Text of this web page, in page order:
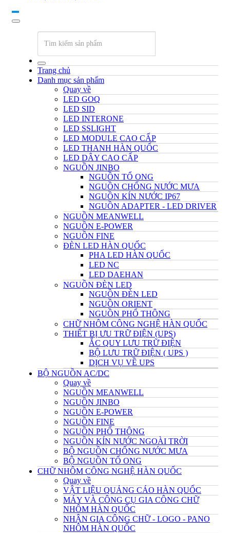
Trang chủ
Danh mục sản phẩm
Quay về
LED GOQ
LED SID
LED INTERONE
LED SSLIGHT
LED MODULE CAO CẤP
LED THANH HÀN QUỐC
LED DÂY CAO CẤP
NGUỒN JINBO
NGUỒN TỔ ONG
NGUỒN CHỐNG NƯỚC MƯA
NGUỒN KÍN NƯỚC IP67
NGUỒN ADAPTER - LED DRIVER
NGUỒN MEANWELL
NGUỒN E-POWER
NGUỒN FINE
ĐÈN LED HÀN QUỐC
PHA LED HÀN QUỐC
LED NC
LED DAEHAN
NGUỒN ĐÈN LED
NGUỒN ĐÈN LED
NGUỒN ORIENT
NGUỒN PHỔ THÔNG
CHỮ NHÔM CÔNG NGHỆ HÀN QUỐC
THIẾT BỊ ƯU TRỮ ĐIỆN (UPS)
ẮC QUY LƯU TRỮ ĐIỆN
BỘ LƯU TRỮ ĐIỆN ( UPS )
DỊCH VỤ VỀ UPS
BỘ NGUỒN AC/DC
Quay về
NGUỒN MEANWELL
NGUỒN JINBO
NGUỒN E-POWER
NGUỒN FINE
NGUỒN PHỔ THÔNG
NGUỒN KÍN NƯỚC NGOÀI TRỜI
BỘ NGUỒN CHỐNG NƯỚC MƯA
BỘ NGUỒN TỔ ONG
CHỮ NHÔM CÔNG NGHỆ HÀN QUỐC
Quay về
VẬT LIỆU QUẢNG CÁO HÀN QUỐC
MÁY VÀ CÔNG CỤ GIA CÔNG CHỮ
NHÔM HÀN QUỐC
NHẬN GIA CÔNG CHỮ - LOGO - PANO
NHÔM HÀN QUỐC